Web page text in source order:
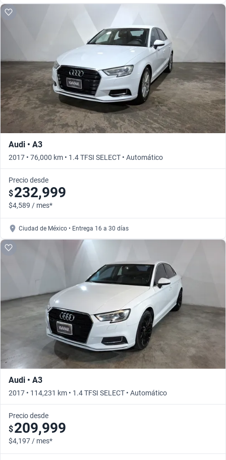
Audi • A3
2017 • 76,000 km • 1.4 TFSI SELECT • Automático
Precio desde
$232,999
$4,589 / mes*
Ciudad de México • Entrega 16 a 30 días
Audi • A3
2017 • 114,231 km • 1.4 TFSI SELECT • Automático
Precio desde
$209,999
$4,197 / mes*